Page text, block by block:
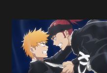
水や浮竹十四郎に、これ以上ないほ
どの戦慄が走る。護廷十三隊が、そ
して元柳斎がいかに変わったかを語
るユーハバッハ。星十字騎士団によ
って徹底的に蹂躙される尸魂界。
【提供：バンダイチャンネル】